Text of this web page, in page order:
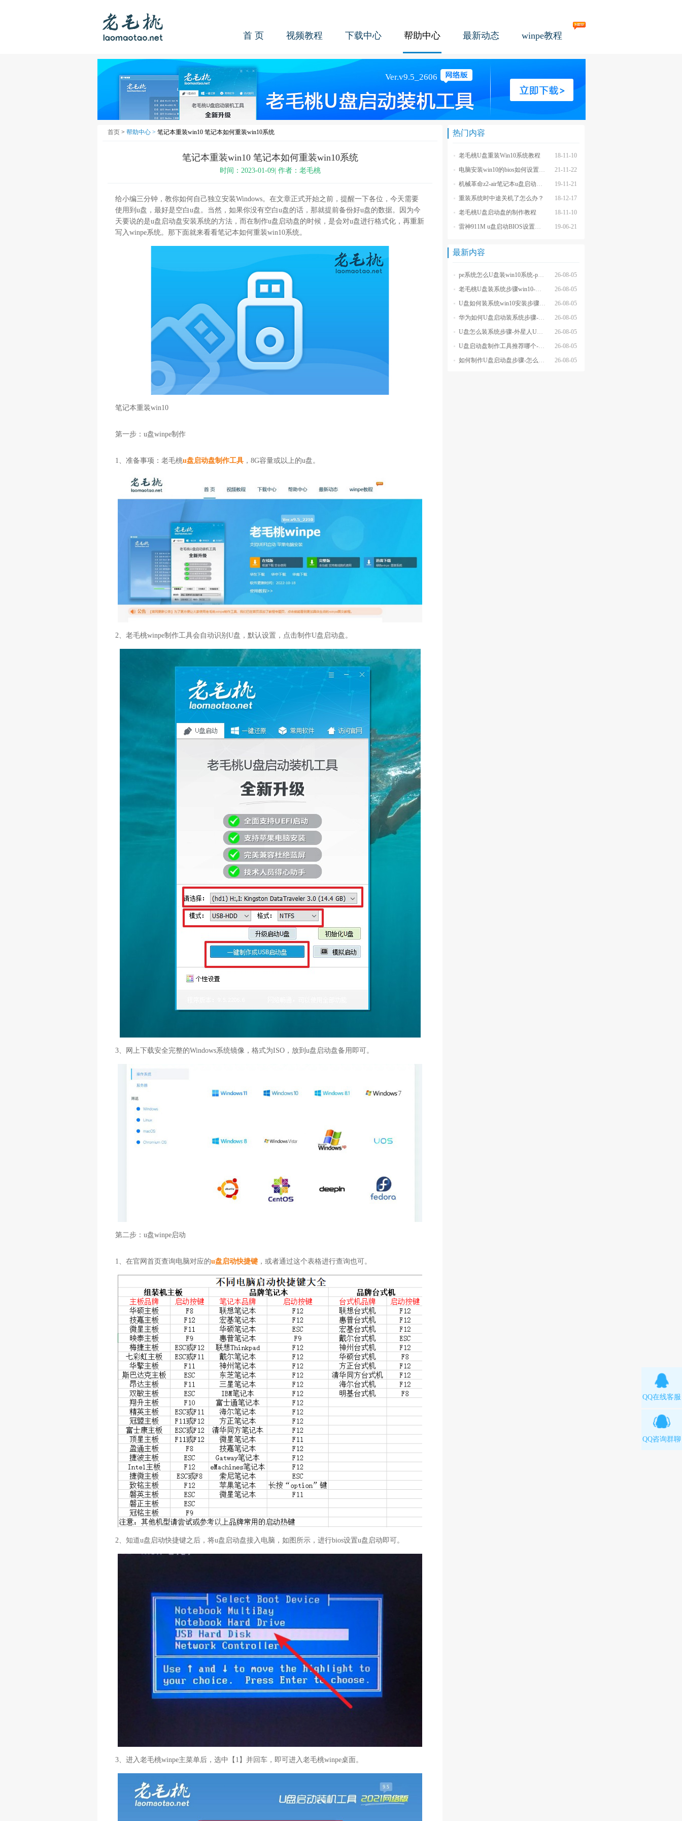
首 页 视频教程 下载中心 帮助中心 最新动态 winpe教程
首页 > 帮助中心 > 笔记本重装win10 笔记本如何重装win10系统
笔记本重装win10 笔记本如何重装win10系统
时间：2023-01-09| 作者：老毛桃
给小编三分钟，教你如何自己独立安装Windows。在文章正式开始之前，提醒一下各位，今天需要
使用到u盘，最好是空白u盘。当然，如果你没有空白u盘的话，那就提前备份好u盘的数据。因为今
天要说的是u盘启动盘安装系统的方法，而在制作u盘启动盘的时候，是会对u盘进行格式化，再重新
写入winpe系统。那下面就来看看笔记本如何重装win10系统。
笔记本重装win10
第一步：u盘winpe制作
1、准备事项：老毛桃u盘启动盘制作工具 ，8G容量或以上的u盘。
2、老毛桃winpe制作工具会自动识别U盘，默认设置，点击制作U盘启动盘。
3、网上下载安全完整的Windows系统镜像，格式为ISO，放到u盘启动盘备用即可。
第二步：u盘winpe启动
1、在官网首页查询电脑对应的u盘启动快捷键 ，或者通过这个表格进行查询也可。
2、知道u盘启动快捷键之后，将u盘启动盘接入电脑，如图所示，进行bios设置u盘启动即可。
3、进入老毛桃winpe主菜单后，选中【1】并回车，即可进入老毛桃winpe桌面。
热门内容
18-11-10
老毛桃U盘重装Win10系统教程
21-11-22
电脑安装win10的bios如何设置u盘图文教程
19-11-21
机械革命z2-air笔记本u盘启动BIOS设置教程
18-12-17
重装系统时中途关机了怎么办？
18-11-10
老毛桃U盘启动盘的制作教程
19-06-21
雷神911M u盘启动BIOS设置教程
最新内容
26-08-05
pe系统怎么U盘装win10系统-pe系统怎么u盘装系统win10
26-08-05
老毛桃U盘装系统步骤win10-老毛桃U盘重装系统步骤win10
26-08-05
U盘如何装系统win10安装步骤-U盘装系统win10安装操作
26-08-05
华为如何U盘启动装系统步骤-怎么U盘启动装系统步骤
26-08-05
U盘怎么装系统步骤-外星人U盘装系统步骤
26-08-05
U盘启动盘制作工具推荐哪个-U盘启动盘制作工具软件哪个好
26-08-05
如何制作U盘启动盘步骤-怎么制作U盘启动盘步骤
QQ在线客服
QQ咨询群聊